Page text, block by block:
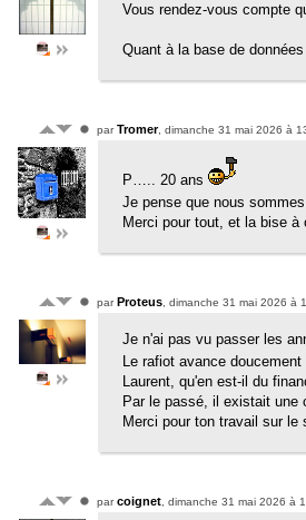
Vous rendez-vous compte
Quant à la base de
parTromer, dimanche 31 mai 2026 à
P….. 20 ans
Je pense que nous
Merci pour tout, et la bise
parProteus , dimanche 31 mai 2026 à
Je n'ai pas vu passer les
Le rafiot avance
Laurent, qu'en est-il du
Par le passé, il existait une
Merci pour ton travail sur le
parcoignet , dimanche 31 mai 2026 à